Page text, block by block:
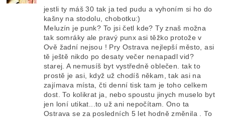
jestli ty máš 30 tak ja ted pudu a vyhoním si ho do
kašny na stodolu, chobotku:)
Meluzín je punk? To jsi četl kde? Ty znaš možna
tak somráky ale pravý punx asi těžko protože v
Ově žadní nejsou ! Pry Ostrava nejlepší město, asi
tě ještě nikdo po desaty večer nenapadl vid?
starej. A nemusíš byt vystředně oblečen. tak to
prostě je asi, když už chodíš někam, tak asi na
zajímava místa, čti denní tisk tam je toho celkem
dost. To kolikrat ja, nebo spoustu jinych muselo byt
jen loní utikat...to už ani nepočítam. Ono ta
Ostrava se za posledních 5 let hodně změnila . To